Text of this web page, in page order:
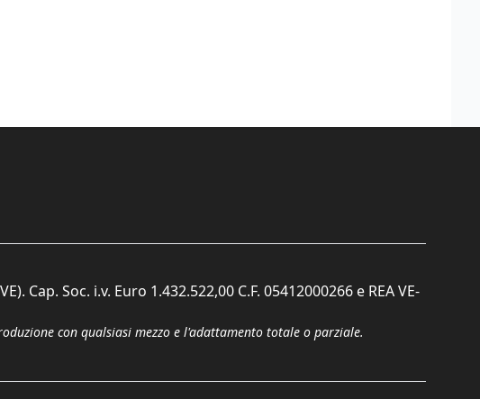
Cap. Soc. i.v. Euro 1.432.522,00 C.F. 05412000266 e REA VE-
con qualsiasi mezzo e l'adattamento totale o parziale.